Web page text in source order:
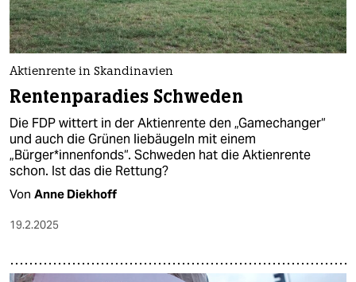
Aktienrente in Skandinavien
Rentenparadies Schweden
Die FDP wittert in der Aktienrente den „Gamechanger“
und auch die Grünen liebäugeln mit einem
„Bürger*innenfonds“. Schweden hat die Aktienrente
schon. Ist das die Rettung?
Von Anne Diekhoff
19.2.2025